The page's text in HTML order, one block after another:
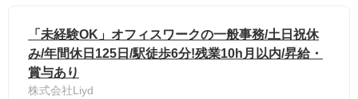
「未経験OK」オフィスワークの一般事務/土日祝休
み/年間休日125日/駅徒歩6分!残業10h月以内/昇給・
賞与あり
株式会社Liyd